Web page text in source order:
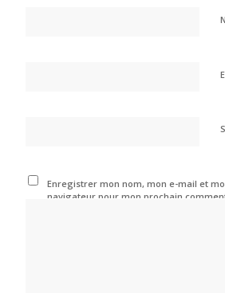
Enregistrer mon nom, mon e-mail et
navigateur pour mon prochain